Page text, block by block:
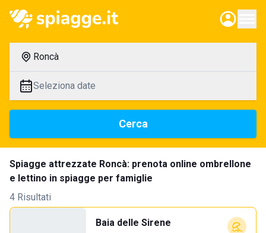
Roncà
Seleziona date
Cerca
Spiagge attrezzate Roncà: prenota online ombrellone
e lettino in spiagge per famiglie
4 Risultati
Baia delle Sirene